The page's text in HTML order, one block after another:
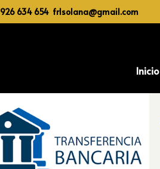
926 634 654 frlsolana@gmail.com
Inicio